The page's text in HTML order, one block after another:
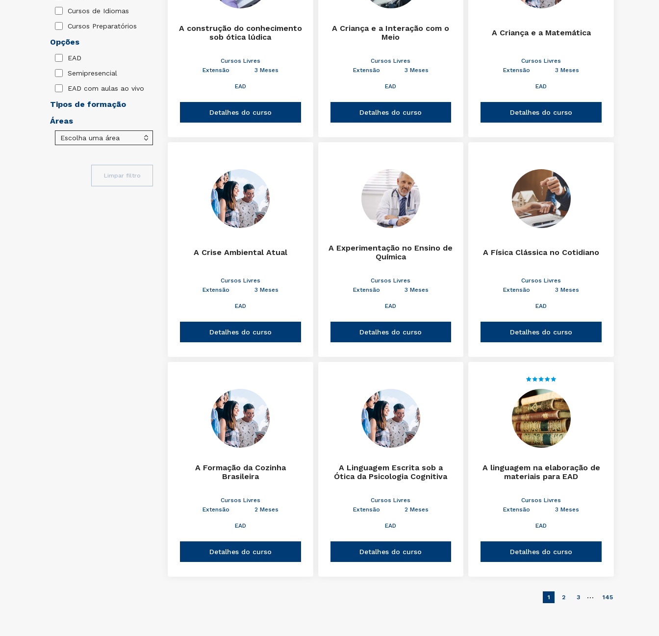
Cursos de Idiomas
Cursos Preparatórios
Opções
EAD
Semipresencial
EAD com aulas ao vivo
Tipos de formação
Áreas
Limpar filtro
A construção do conhecimento
sob ótica lúdica
Cursos Livres
Extensão
3 Meses
EAD
Detalhes do curso
A Criança e a Interação com o
Meio
Cursos Livres
Extensão
3 Meses
EAD
Detalhes do curso
A Criança e a Matemática
Cursos Livres
Extensão
3 Meses
EAD
Detalhes do curso
A Crise Ambiental Atual
Cursos Livres
Extensão
3 Meses
EAD
Detalhes do curso
A Experimentação no Ensino de
Química
Cursos Livres
Extensão
3 Meses
EAD
Detalhes do curso
A Física Clássica no Cotidiano
Cursos Livres
Extensão
3 Meses
EAD
Detalhes do curso
A Formação da Cozinha
Brasileira
Cursos Livres
Extensão
2 Meses
EAD
Detalhes do curso
A Linguagem Escrita sob a
Ótica da Psicologia Cognitiva
Cursos Livres
Extensão
2 Meses
EAD
Detalhes do curso
A linguagem na elaboração de
materiais para EAD
Cursos Livres
Extensão
3 Meses
EAD
Detalhes do curso
1 2 3 … 145